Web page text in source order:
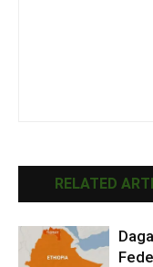
RELATED